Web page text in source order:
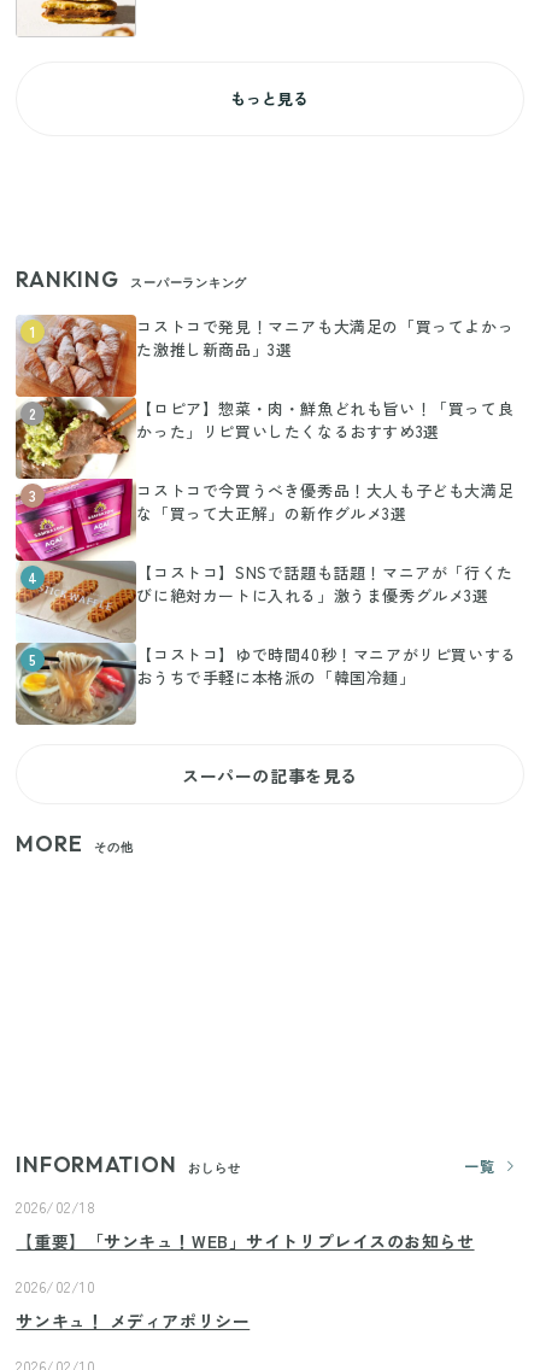
もっと見る
RANKING スーパーランキング
1
コストコで発見！マニアも大満足の「買ってよかっ
た激推し新商品」3選
2
【ロピア】惣菜・肉・鮮魚どれも旨い！「買って良
かった」リピ買いしたくなるおすすめ3選
3
コストコで今買うべき優秀品！大人も子ども大満足
な「買って大正解」の新作グルメ3選
4
【コストコ】SNSで話題も話題！マニアが「行くた
びに絶対カートに入れる」激うま優秀グルメ3選
5
【コストコ】ゆで時間40秒！マニアがリピ買いする
おうちで手軽に本格派の「韓国冷麺」
スーパーの記事を見る
MORE その他
INFORMATION おしらせ
一覧
2026/02/18
【重要】「サンキュ！WEB」サイトリプレイスのお知らせ
2026/02/10
サンキュ！ メディアポリシー
2026/02/10